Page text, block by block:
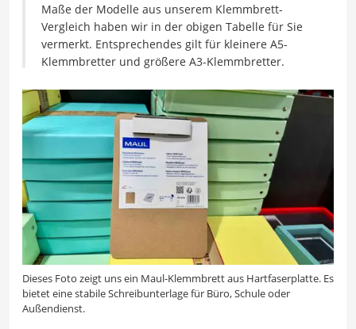
Maße der Modelle aus unserem Klemmbrett-
Vergleich haben wir in der obigen Tabelle für Sie
vermerkt. Entsprechendes gilt für kleinere A5-
Klemmbretter und größere A3-Klemmbretter.
Dieses Foto zeigt uns ein Maul-Klemmbrett aus Hartfaserplatte. Es
bietet eine stabile Schreibunterlage für Büro, Schule oder
Außendienst.